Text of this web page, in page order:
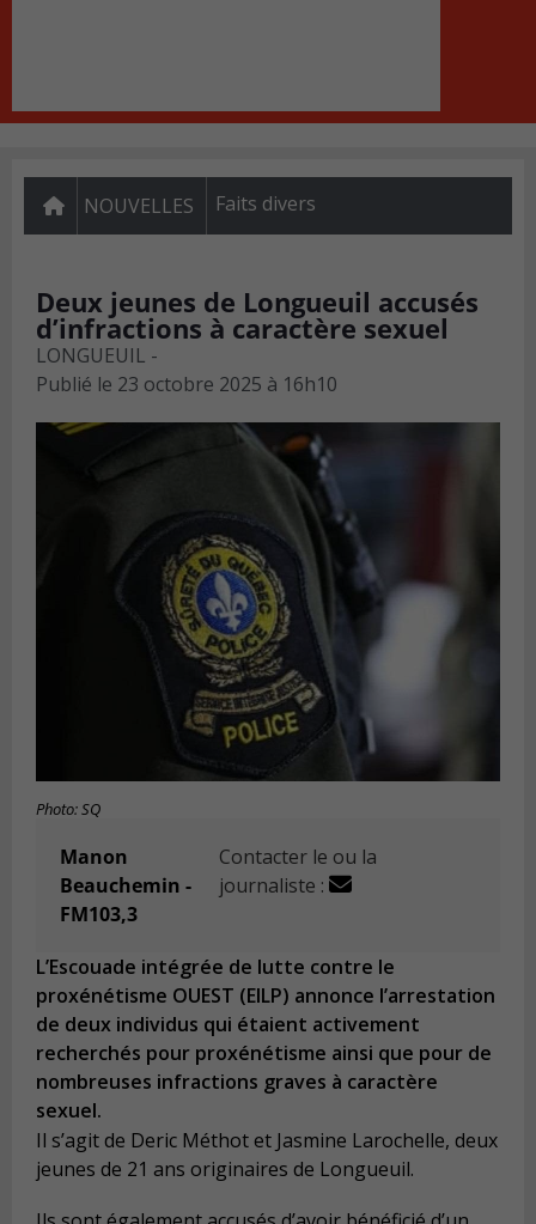
NOUVELLES Faits divers
Deux jeunes de Longueuil accusés
d’infractions à caractère sexuel
LONGUEUIL -
Publié le 23 octobre 2025 à 16h10
Photo: SQ
Manon
Beauchemin -
FM103,3
Contacter le ou la
journaliste :
L’Escouade intégrée de lutte contre le
proxénétisme OUEST (EILP) annonce l’arrestation
de deux individus qui étaient activement
recherchés pour proxénétisme ainsi que pour de
nombreuses infractions graves à caractère
sexuel.
Il s’agit de Deric Méthot et Jasmine Larochelle, deux
jeunes de 21 ans originaires de Longueuil.